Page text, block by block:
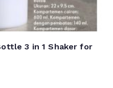
3 in 1 Shaker for